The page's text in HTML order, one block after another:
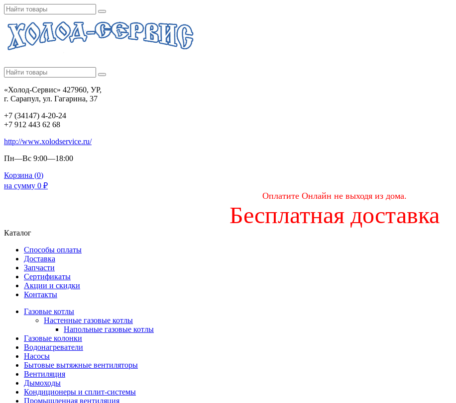
«Холод-Сервис» 427960, УР,
г. Сарапул, ул. Гагарина, 37
+7 (34147) 4-20-24
+7 912 443 62 68
http://www.xolodservice.ru/
Пн—Вс 9:00—18:00
Корзина (0)
на сумму 0 ₽
Оплатите Онлайн не выходя из дома.
Бесплатная доставка
Каталог
Способы оплаты
Доставка
Запчасти
Сертификаты
Акции и скидки
Контакты
Газовые котлы
Настенные газовые котлы
Напольные газовые котлы
Газовые колонки
Водонагреватели
Насосы
Бытовые вытяжные вентиляторы
Вентиляция
Дымоходы
Кондиционеры и сплит-системы
Промышленная вентиляция